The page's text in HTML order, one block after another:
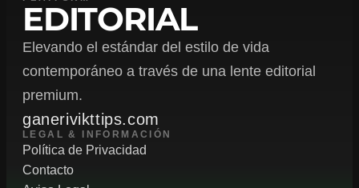
EDITORIAL
Elevando el estándar del estilo de vida
contemporáneo a través de una lente editorial
premium.
ganerivikttips.com
LEGAL & INFORMACIÓN
Política de Privacidad
Contacto